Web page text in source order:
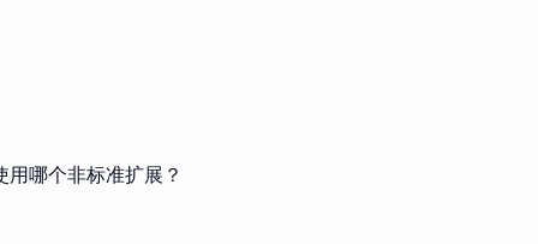
哪个非标准扩展？